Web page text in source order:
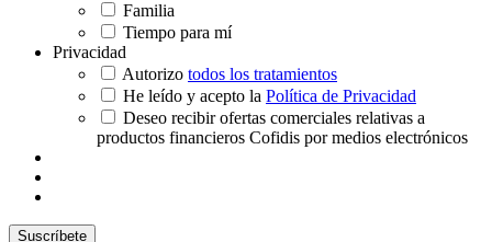
Familia
Tiempo para mí
Privacidad
Autorizo todos los tratamientos
He leído y acepto la Política de Privacidad
Deseo recibir ofertas comerciales relativas a
productos financieros Cofidis por medios electrónicos